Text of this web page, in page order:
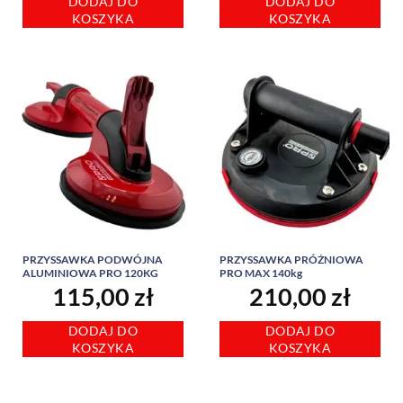
wynosiła:
KOSZYKA
KOSZYKA
PRZYSSAWKA PODWÓJNA
ALUMINIOWA PRO 120KG
115,00 zł
DODAJ DO
KOSZYKA
PRZYSSAWKA PRÓŻNIOWA
PRO MAX 140kg
210,00 zł
DODAJ DO
KOSZYKA